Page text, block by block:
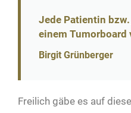
Jede Patientin
einem Tumorboard
Birgit Grünberger
Freilich gäbe es auf